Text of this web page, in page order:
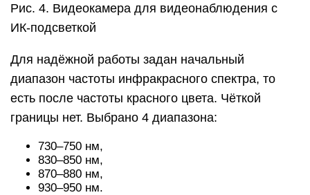
Рис. 4. Видеокамера для видеонаблюдения с
ИК-подсветкой
Для надёжной работы задан начальный
диапазон частоты инфракрасного спектра, то
есть после частоты красного цвета. Чёткой
границы нет. Выбрано 4 диапазона:
730–750 нм,
830–850 нм,
870–880 нм,
930–950 нм.